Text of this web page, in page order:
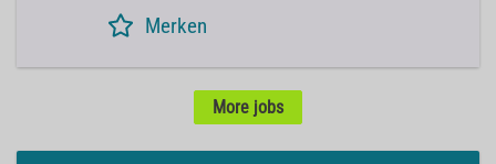
Merken
More jobs